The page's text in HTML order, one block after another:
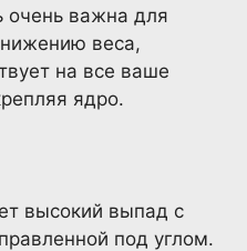
очень важна для
веса,
на все ваше
ядро.
высокий выпад с
под углом.